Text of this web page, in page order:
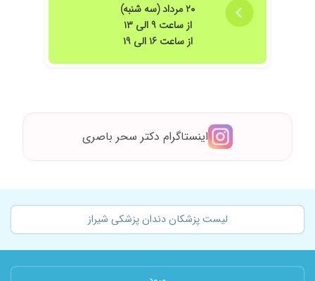
۲۰ مرداد (سه شنبه)
از ساعت ۹ الی ۱۳
از ساعت ۱۶ الی ۱۹
اینستاگرام دکتر سحر باصری
لیست پزشکان دندان پزشکی شیراز